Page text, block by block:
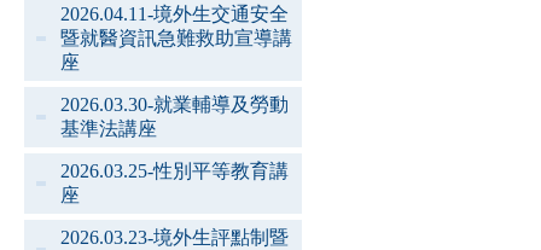
2026.04.11-境外生交通安全
暨就醫資訊急難救助宣導講
座
2026.03.30-就業輔導及勞動
基準法講座
2026.03.25-性別平等教育講
座
2026.03.23-境外生評點制暨